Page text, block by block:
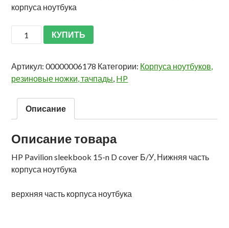
корпуса ноутбука
КУПИТЬ
Артикул:00000006178 Категории: Корпуса ноутбуков,
резиновые ножки, тачпады, HP
Описание
Описание товара
HP Pavilion sleekbook 15-n D cover Б/У, Нижняя часть
корпуса ноутбука
верхняя часть корпуса ноутбука